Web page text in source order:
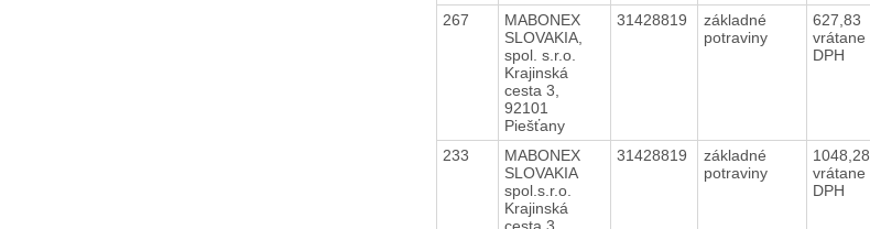
267
MABONEX
SLOVAKIA,
spol. s.r.o.
Krajinská
cesta 3,
92101
Piešťany
31428819
základné
potraviny
627,83
vrátane
DPH
233
MABONEX
SLOVAKIA
spol.s.r.o.
Krajinská
31428819
základné
potraviny
1048,28
vrátane
DPH